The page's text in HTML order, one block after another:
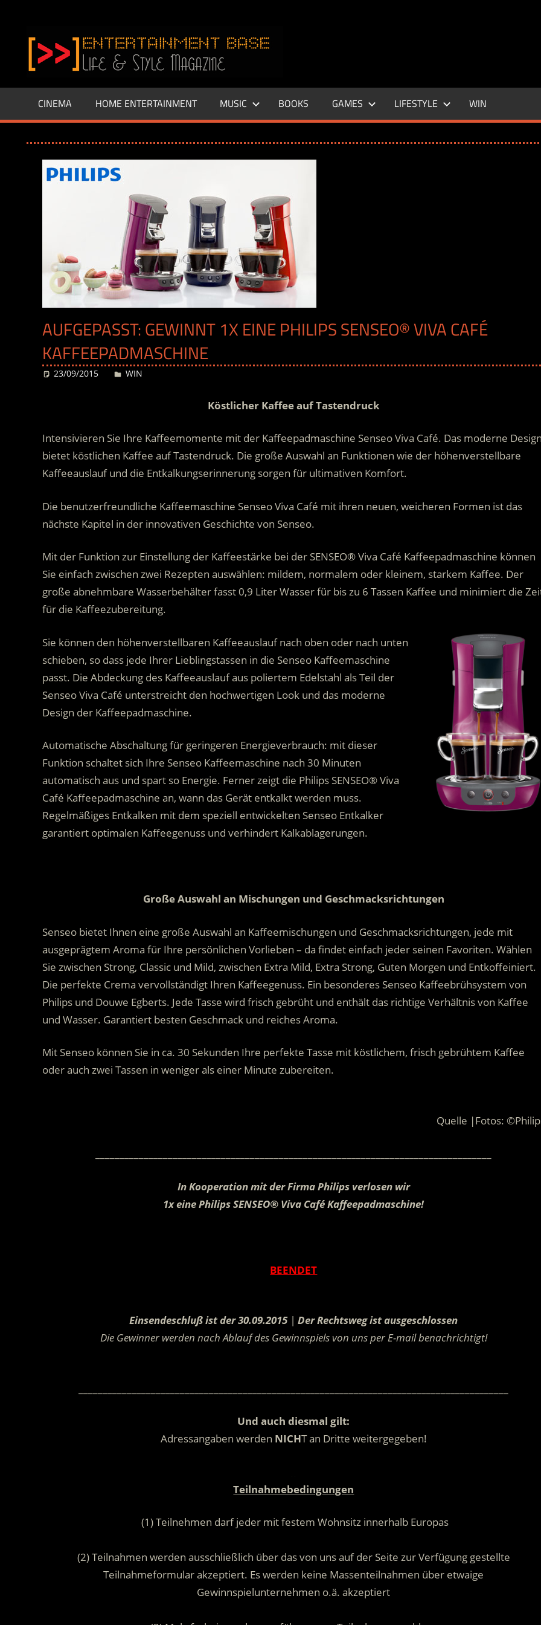
springen
–
LIFE
&
Base.de
CINEMA HOME ENTERTAINMENT MUSIC BOOKS GAMES LIFESTYLE WIN
AUFGEPASST: GEWINNT 1X EINE PHILIPS SENSEO® VIVA CAFÉ
KAFFEEPADMASCHINE
23/09/2015 Desiree
WIN
Köstlicher Kaffee auf Tastendruck
Intensivieren Sie Ihre Kaffeemomente mit der Kaffeepadmaschine Senseo Viva Café. Das moderne
bietet köstlichen Kaffee auf Tastendruck. Die große Auswahl an Funktionen wie der höhenverstellbare
Kaffeeauslauf und die Entkalkungserinnerung sorgen für ultimativen Komfort.
Die benutzerfreundliche Kaffeemaschine Senseo Viva Café mit ihren neuen, weicheren Formen ist das
nächste Kapitel in der innovativen Geschichte von Senseo.
Mit der Funktion zur Einstellung der Kaffeestärke bei der SENSEO® Viva Café Kaffeepadmaschine können
Sie einfach zwischen zwei Rezepten auswählen: mildem, normalem oder kleinem, starkem Kaffee. Der
große abnehmbare Wasserbehälter fasst 0,9 Liter Wasser für bis zu 6 Tassen Kaffee und minimiert die
für die Kaffeezubereitung.
Sie können den höhenverstellbaren Kaffeeauslauf nach oben oder nach unten
schieben, so dass jede Ihrer Lieblingstassen in die Senseo Kaffeemaschine
passt. Die Abdeckung des Kaffeeauslauf aus poliertem Edelstahl als Teil der
Senseo Viva Café unterstreicht den hochwertigen Look und das moderne
Design der Kaffeepadmaschine.
Automatische Abschaltung für geringeren Energieverbrauch: mit dieser
Funktion schaltet sich Ihre Senseo Kaffeemaschine nach 30 Minuten
automatisch aus und spart so Energie. Ferner zeigt die Philips SENSEO® Viva
Café Kaffeepadmaschine an, wann das Gerät entkalkt werden muss.
Regelmäßiges Entkalken mit dem speziell entwickelten Senseo Entkalker
garantiert optimalen Kaffeegenuss und verhindert Kalkablagerungen.
Große Auswahl an Mischungen und Geschmacksrichtungen
Senseo bietet Ihnen eine große Auswahl an Kaffeemischungen und Geschmacksrichtungen, jede mit
ausgeprägtem Aroma für Ihre persönlichen Vorlieben – da findet einfach jeder seinen Favoriten. Wählen
Sie zwischen Strong, Classic und Mild, zwischen Extra Mild, Extra Strong, Guten Morgen und Entkoffeiniert.
Die perfekte Crema vervollständigt Ihren Kaffeegenuss. Ein besonderes Senseo Kaffeebrühsystem von
Philips und Douwe Egberts. Jede Tasse wird frisch gebrüht und enthält das richtige Verhältnis von Kaffee
und Wasser. Garantiert besten Geschmack und reiches Aroma.
Mit Senseo können Sie in ca. 30 Sekunden Ihre perfekte Tasse mit köstlichem, frisch gebrühtem Kaffee
oder auch zwei Tassen in weniger als einer Minute zubereiten.
Quelle |Fotos:
In Kooperation mit der Firma Philips verlosen wir
1x eine Philips SENSEO® Viva Café Kaffeepadmaschine!
BEENDET
Einsendeschluß ist der 30.09.2015|Der Rechtsweg ist ausgeschlossen
Die Gewinner werden nach Ablauf des Gewinnspiels von uns per E-mail benachrichtigt!
Und auch diesmal gilt:
Adressangaben werden NICHT an Dritte weitergegeben!
Teilnahmebedingungen
(1) Teilnehmen darf jeder mit festem Wohnsitz innerhalb Europas
(2) Teilnahmen werden ausschließlich über das von uns auf der Seite zur Verfügung gestellte
Teilnahmeformular akzeptiert. Es werden keine Massenteilnahmen über etwaige
Gewinnspielunternehmen o.ä. akzeptiert